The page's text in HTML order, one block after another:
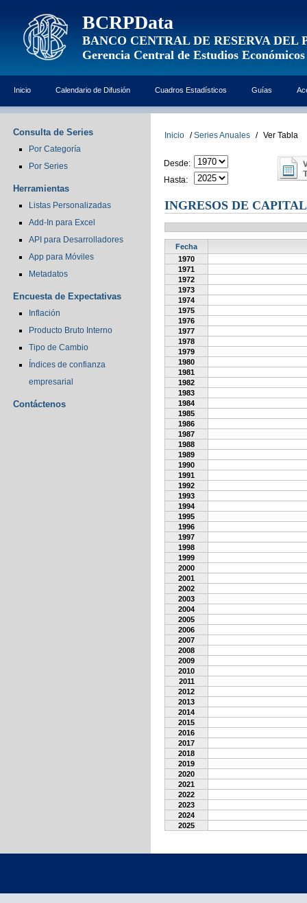
BCRPData
BANCO CENTRAL DE RESERVA DEL
Gerencia Central de Estudios Económicos
Inicio Calendario de Difusión Cuadros Estadísticos Guías
Consulta de Series
Por Categoría
Por Series
Herramientas
Listas Personalizadas
Add-In para Excel
API para Desarrolladores
App para Móviles
Metadatos
Encuesta de Expectativas
Inflación
Producto Bruto Interno
Tipo de Cambio
Índices de confianza
empresarial
Contáctenos
Inicio / Series Anuales / Ver Tabla
Desde:
Hasta:
INGRESOS DE CAPITAL
Fecha
1970
1971
1972
1973
1974
1975
1976
1977
1978
1979
1980
1981
1982
1983
1984
1985
1986
1987
1988
1989
1990
1991
1992
1993
1994
1995
1996
1997
1998
1999
2000
2001
2002
2003
2004
2005
2006
2007
2008
2009
2010
2011
2012
2013
2014
2015
2016
2017
2018
2019
2020
2021
2022
2023
2024
2025